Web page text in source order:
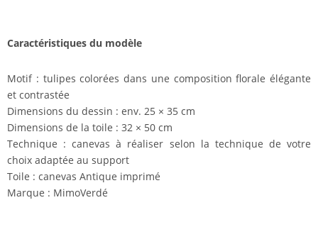
Caractéristiques du modèle
Motif : tulipes colorées dans une composition florale élégante
et contrastée
Dimensions du dessin : env. 25 × 35 cm
Dimensions de la toile : 32 × 50 cm
Technique : canevas à réaliser selon la technique de votre
choix adaptée au support
Toile : canevas Antique imprimé
Marque : MimoVerdé